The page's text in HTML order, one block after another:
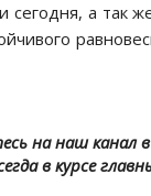
а так
на наш канал в
в курсе